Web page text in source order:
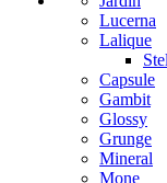
Lucerna
Lalique
Capsule
Gambit
Glossy
Grunge
Mineral
Mone